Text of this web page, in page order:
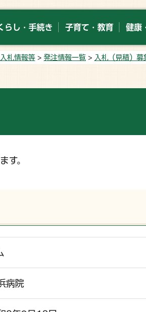
らし・手続き 子育て・教育 健康
入札情報等 > 発注情報一覧 > 入札（見積）募
す。
病院